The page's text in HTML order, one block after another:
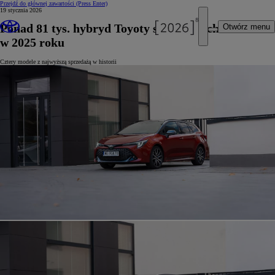
Przejdź do głównej zawartości (Press Enter)
Otwórz menu
19 stycznia 2026
Ponad 81 tys. hybryd Toyoty sprzedanych w Polsce
w 2025 roku
Cztery modele z najwyższą sprzedażą w historii